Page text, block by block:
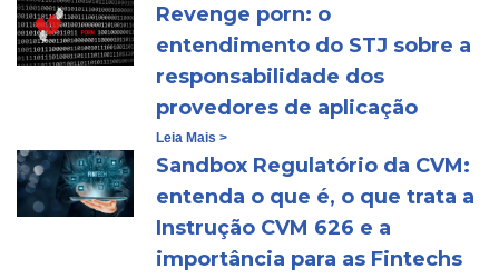
Revenge porn: o
entendimento do STJ sobre a
responsabilidade dos
provedores de aplicação
Leia Mais >
Sandbox Regulatório da CVM:
entenda o que é, o que trata a
Instrução CVM 626 e a
importância para as Fintechs